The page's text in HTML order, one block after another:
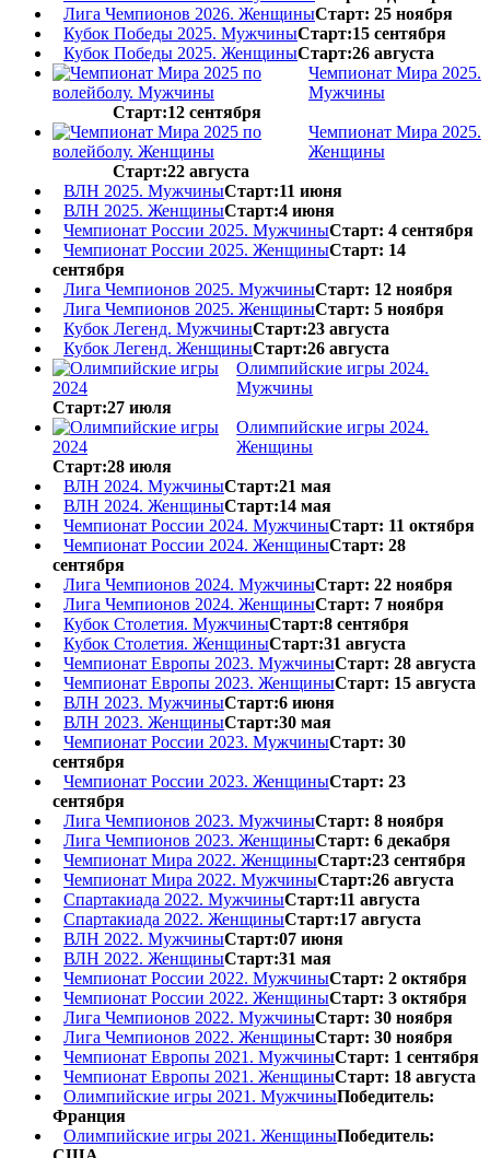
Лига Чемпионов 2026. ЖенщиныСтарт: 25 ноября
Кубок Победы 2025. МужчиныСтарт:15 сентября
Кубок Победы 2025. ЖенщиныСтарт:26 августа
Чемпионат Мира 2025.
Мужчины
Старт:12 сентября
Чемпионат Мира 2025.
Женщины
Старт:22 августа
ВЛН 2025. МужчиныСтарт:11 июня
ВЛН 2025. ЖенщиныСтарт:4 июня
Чемпионат России 2025. МужчиныСтарт: 4 сентября
Чемпионат России 2025. ЖенщиныСтарт: 14
сентября
Лига Чемпионов 2025. МужчиныСтарт: 12 ноября
Лига Чемпионов 2025. ЖенщиныСтарт: 5 ноября
Кубок Легенд. МужчиныСтарт:23 августа
Кубок Легенд. ЖенщиныСтарт:26 августа
Олимпийские игры 2024.
Мужчины
Старт:27 июля
Олимпийские игры 2024.
Женщины
Старт:28 июля
ВЛН 2024. МужчиныСтарт:21 мая
ВЛН 2024. ЖенщиныСтарт:14 мая
Чемпионат России 2024. МужчиныСтарт: 11 октября
Чемпионат России 2024. ЖенщиныСтарт: 28
сентября
Лига Чемпионов 2024. МужчиныСтарт: 22 ноября
Лига Чемпионов 2024. ЖенщиныСтарт: 7 ноября
Кубок Столетия. МужчиныСтарт:8 сентября
Кубок Столетия. ЖенщиныСтарт:31 августа
Чемпионат Европы 2023. МужчиныСтарт: 28 августа
Чемпионат Европы 2023. ЖенщиныСтарт: 15 августа
ВЛН 2023. МужчиныСтарт:6 июня
ВЛН 2023. ЖенщиныСтарт:30 мая
Чемпионат России 2023. МужчиныСтарт: 30
сентября
Чемпионат России 2023. ЖенщиныСтарт: 23
сентября
Лига Чемпионов 2023. МужчиныСтарт: 8 ноября
Лига Чемпионов 2023. ЖенщиныСтарт: 6 декабря
Чемпионат Мира 2022. ЖенщиныСтарт:23 сентября
Чемпионат Мира 2022. МужчиныСтарт:26 августа
Спартакиада 2022. МужчиныСтарт:11 августа
Спартакиада 2022. ЖенщиныСтарт:17 августа
ВЛН 2022. МужчиныСтарт:07 июня
ВЛН 2022. ЖенщиныСтарт:31 мая
Чемпионат России 2022. МужчиныСтарт: 2 октября
Чемпионат России 2022. ЖенщиныСтарт: 3 октября
Лига Чемпионов 2022. МужчиныСтарт: 30 ноября
Лига Чемпионов 2022. ЖенщиныСтарт: 30 ноября
Чемпионат Европы 2021. МужчиныСтарт: 1 сентября
Чемпионат Европы 2021. ЖенщиныСтарт: 18 августа
Олимпийские игры 2021. МужчиныПобедитель:
Франция
Олимпийские игры 2021. ЖенщиныПобедитель: